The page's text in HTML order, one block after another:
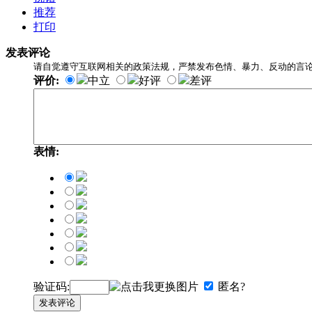
推荐
打印
发表评论
请自觉遵守互联网相关的政策法规，严禁发布色情、暴力、反动的言
评价: 中立 好评 差评
表情:
验证码: 匿名?
发表评论